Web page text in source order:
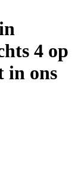
4 op
in ons